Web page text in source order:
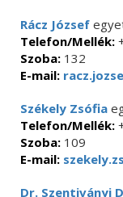
Rácz József
Telefon/Mellék:
Szoba: 132
E-mail:
Székely Zsófia
Telefon/Mellék:
Szoba: 109
E-mail:
Dr. Szentiványi